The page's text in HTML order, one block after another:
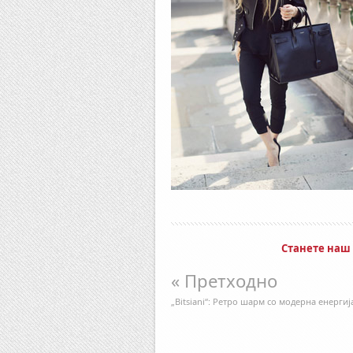
Станете наш
« Претходно
„Вitsiani“: Ретро шарм со модерна